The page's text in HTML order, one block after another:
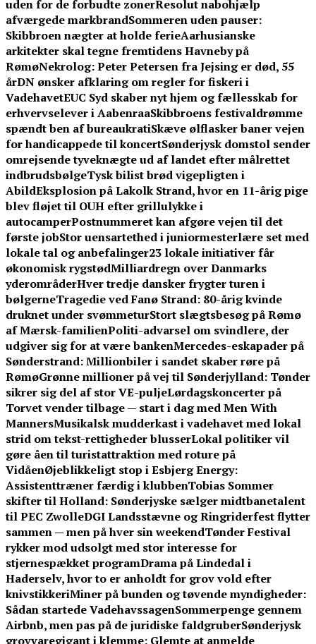
uden for de forbudte zonerResolut nabohjælp
afværgede markbrandSommeren uden pauser:
Skibbroen nægter at holde ferieAarhusianske
arkitekter skal tegne fremtidens Havneby på
RømøNekrolog: Peter Petersen fra Jejsing er død, 55
årDN ønsker afklaring om regler for fiskeri i
VadehavetEUC Syd skaber nyt hjem og fællesskab for
erhvervselever i AabenraaSkibbroens festivaldrømme
spændt ben af bureaukratiSkæve ølflasker baner vejen
for handicappede til koncertSønderjysk domstol sender
omrejsende tyveknægte ud af landet efter målrettet
indbrudsbølgeTysk bilist brød vigepligten i
AbildEksplosion på Lakolk Strand, hvor en 11-årig pige
blev fløjet til OUH efter grillulykke i
autocamperPostnummeret kan afgøre vejen til det
første jobStor uensartethed i juniormesterlære set med
lokale tal og anbefalinger23 lokale initiativer får
økonomisk rygstødMilliardregn over Danmarks
yderområderHver tredje dansker frygter turen i
bølgerneTragedie ved Fanø Strand: 80-årig kvinde
druknet under svømmeturStort slægtsbesøg på Rømø
af Mærsk-familienPoliti-advarsel om svindlere, der
udgiver sig for at være bankenMercedes-eskapader på
Sønderstrand: Millionbiler i sandet skaber røre på
RømøGrønne millioner på vej til Sønderjylland: Tønder
sikrer sig del af stor VE-puljeLørdagskoncerter på
Torvet vender tilbage — start i dag med Men With
MannersMusikalsk mudderkast i vadehavet med lokal
strid om tekst-rettigheder blusserLokal politiker vil
gøre åen til turistattraktion med roture på
VidåenØjeblikkeligt stop i Esbjerg Energy:
Assistenttræner færdig i klubbenTobias Sommer
skifter til Holland: Sønderjyske sælger midtbanetalent
til PEC ZwolleDGI Landsstævne og Ringriderfest flytter
sammen — men på hver sin weekendTønder Festival
rykker mod udsolgt med stor interesse for
stjernespækket programDrama på Lindedal i
Haderselv, hvor to er anholdt for grov vold efter
knivstikkeriMiner på bunden og tøvende myndigheder:
Sådan startede VadehavssagenSommerpenge gennem
Airbnb, men pas på de juridiske faldgruberSønderjysk
grovvaregigant i klemme: Glemte at anmelde